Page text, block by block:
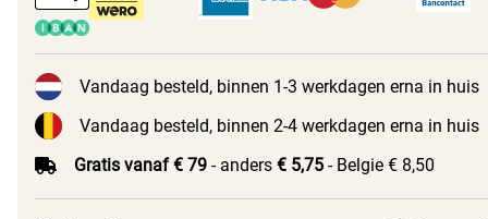
Vandaag besteld, binnen 1-3 werkdagen erna in huis
Vandaag besteld, binnen 2-4 werkdagen erna in huis
Gratis vanaf € 79 - anders € 5,75 - Belgie € 8,50